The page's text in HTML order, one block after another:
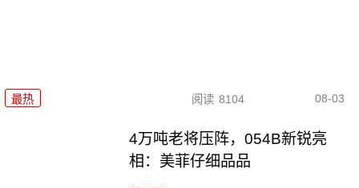
最热 阅读 8104 08-03
4万吨老将压阵，054B新锐亮
相：美菲仔细品品